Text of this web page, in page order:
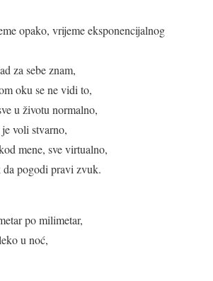
opako, vrijeme eksponencijalnog
za sebe znam,
oku se ne vidi to,
u životu normalno,
voli stvarno,
mene, sve virtualno,
pogodi pravi zvuk.
po milimetar,
u noć,